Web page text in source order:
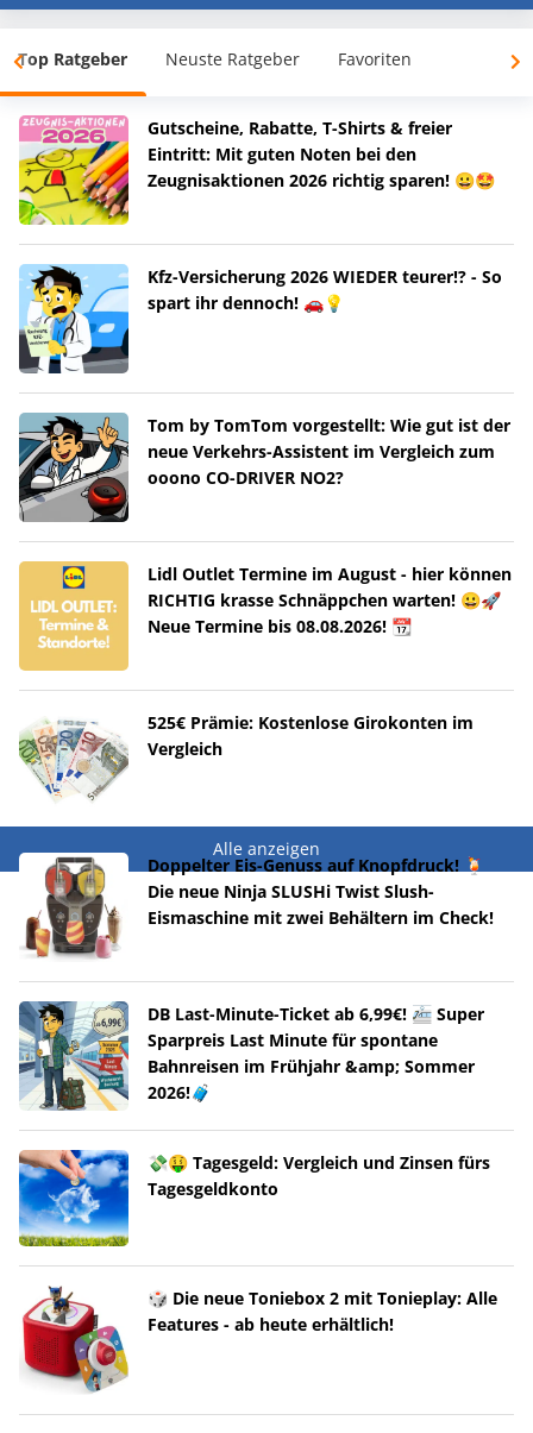
Top Ratgeber Neuste Ratgeber Favoriten
Gutscheine, Rabatte, T-Shirts & freier
Eintritt: Mit guten Noten bei den
Zeugnisaktionen 2026 richtig sparen! 😀🤩
Kfz-Versicherung 2026 WIEDER teurer!? - So
spart ihr dennoch! 🚗💡
Tom by TomTom vorgestellt: Wie gut ist der
neue Verkehrs-Assistent im Vergleich zum
ooono CO-DRIVER NO2?
Lidl Outlet Termine im August - hier können
RICHTIG krasse Schnäppchen warten! 😀🚀
Neue Termine bis 08.08.2026! 📆
525€ Prämie: Kostenlose Girokonten im
Vergleich
Alle anzeigen
Doppelter Eis-Genuss auf Knopfdruck! 🍹
Die neue Ninja SLUSHi Twist Slush-
Eismaschine mit zwei Behältern im Check!
DB Last-Minute-Ticket ab 6,99€! 🚈 Super
Sparpreis Last Minute für spontane
Bahnreisen im Frühjahr &amp; Sommer
2026!🧳
💸🤑 Tagesgeld: Vergleich und Zinsen fürs
Tagesgeldkonto
🎲 Die neue Toniebox 2 mit Tonieplay: Alle
Features - ab heute erhältlich!